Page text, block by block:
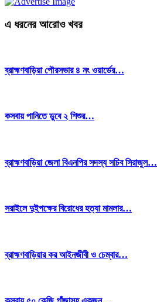
এ ধরনের আরোও খবর
ব্রাহ্মণবাড়িয়া পৌরসভার ৪ নং ওয়ার্ডের…
কসবায় পানিতে ডুবে ২ শিশুর…
ব্রাহ্মণবাড়িয়া জেলা বিএনপির সদস্য সচিব সিরাজুল…
সরাইলে দুইপক্ষের বিরোধের হত্যা মামলার…
ব্রাহ্মণবাড়িয়ার কর আইনজীবী ও চেম্বার…